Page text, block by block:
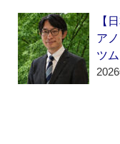
【
ア
ツ